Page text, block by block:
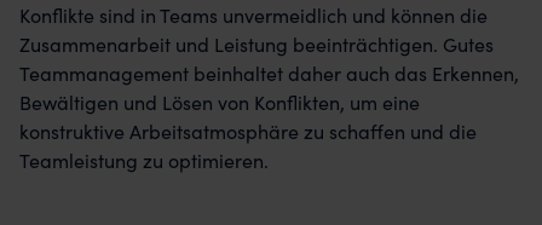
Konflikte sind in Teams unvermeidlich und können die
Zusammenarbeit und Leistung beeinträchtigen. Gutes
Teammanagement beinhaltet daher auch das Erkennen,
Bewältigen und Lösen von Konflikten, um eine
konstruktive Arbeitsatmosphäre zu schaffen und die
Teamleistung zu optimieren.